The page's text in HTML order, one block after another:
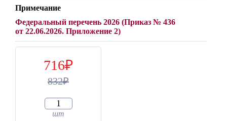
Примечание
Федеральный перечень 2026 (Приказ № 436
от 22.06.2026. Приложение 2)
716
832
шт